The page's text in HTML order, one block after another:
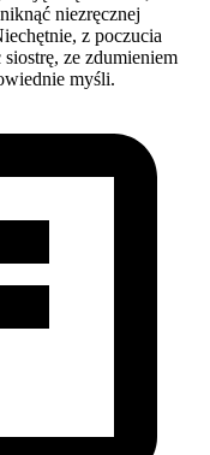
niezręcznej
z poczucia
ze zdumieniem
myśli.